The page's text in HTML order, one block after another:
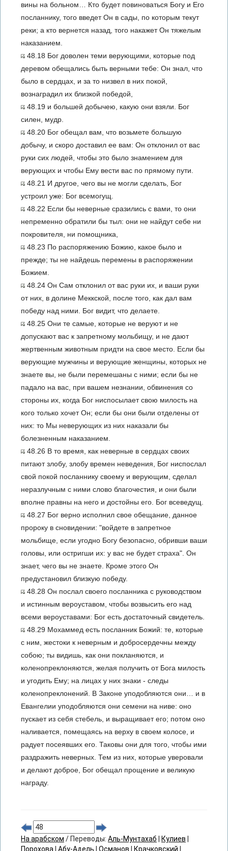
вины на больном… Кто будет повиноваться Богу и Его
посланнику, того введет Он в сады, по которым текут
реки; а кто вернется назад, того накажет Он тяжелым
наказанием.
48.18 Бог доволен теми верующими, которые под
деревом обещались быть верными тебе: Он знал, что
было в сердцах, и за то низвел в них покой,
вознаградил их близкой победой,
48.19 и большей добычею, какую они взяли. Бог
силен, мудр.
48.20 Бог обещал вам, что возьмете большую
добычу, и скоро доставил ее вам: Он отклонил от вас
руки сих людей, чтобы это было знамением для
верующих и чтобы Ему вести вас по прямому пути.
48.21 И другое, чего вы не могли сделать, Бог
устроил уже: Бог всемогущ.
48.22 Если бы неверные сразились с вами, то они
непременно обратили бы тыл: они не найдут себе ни
покровителя, ни помощника,
48.23 По распоряжению Божию, какое было и
прежде; ты не найдешь перемены в распоряжении
Божием.
48.24 Он Сам отклонил от вас руки их, и ваши руки
от них, в долине Меккской, после того, как дал вам
победу над ними. Бог видит, что делаете.
48.25 Они те самые, которые не веруют и не
допускают вас к запретному мольбищу, и не дают
жертвенным животным придти на свое место. Если бы
верующие мужчины и верующие женщины, которых не
знаете вы, не были перемешаны с ними; если бы не
падало на вас, при вашем незнании, обвинения со
стороны их, когда Бог ниспосылает свою милость на
кого только хочет Он; если бы они были отделены от
них: то Мы неверующих из них наказали бы
болезненным наказанием.
48.26 В то время, как неверные в сердцах своих
питают злобу, злобу времен неведения, Бог ниспослал
свой покой посланнику своему и верующим, сделал
неразлучным с ними слово благочестия, и они были
вполне правны на него и достойны его. Бог всеведущ.
48.27 Бог верно исполнил свое обещание, данное
пророку в сновидении: "войдете в запретное
мольбище, если угодно Богу безопасно, обривши ваши
головы, или остригши их: у вас не будет страха". Он
знает, чего вы не знаете. Кроме этого Он
предустановил близкую победу.
48.28 Он послал своего посланника с руководством
и истинным вероуставом, чтобы возвысить его над
всеми вероуставами: Бог есть достаточный свидетель.
48.29 Мохаммед есть посланник Божий: те, которые
с ним, жестоки к неверным и добросердечны между
собою; ты видишь, как они покланяются, и
коленопреклоняются, желая получить от Бога милость
и угодить Ему; на лицах у них знаки - следы
коленопреклонений. В Законе уподобляются они… и в
Евангелии уподобляются они семени на ниве: оно
пускает из себя стебель, и выращивает его; потом оно
наливается, помещаясь на верху в своем колосе, и
радует посеявших его. Таковы они для того, чтобы ими
раздражить неверных. Тем из них, которые уверовали
и делают доброе, Бог обещал прощение и великую
награду.
На арабском / Переводы: Аль-Мунтахаб Кулиев
Порохова
Абу-Адель Османов Крачковский